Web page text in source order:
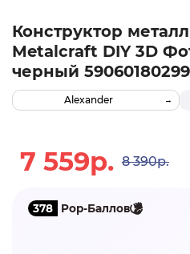
Конструктор
Metalcraft DIY 3D
черный
Alexander
7 559р. 8 390р.
378 Pop-Баллов